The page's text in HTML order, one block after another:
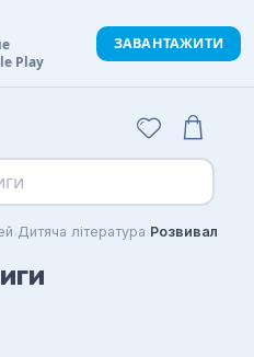
›Дитяча література›Розвивальні
Play
ЗАВАНТАЖИТИ